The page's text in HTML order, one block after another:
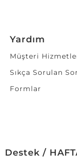
Yardım
Müşteri
Sıkça Sorulan
Formlar
Destek /